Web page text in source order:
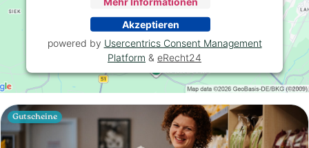
Gutscheine
Akzeptieren
powered by Usercentrics Consent Management
Platform & eRecht24